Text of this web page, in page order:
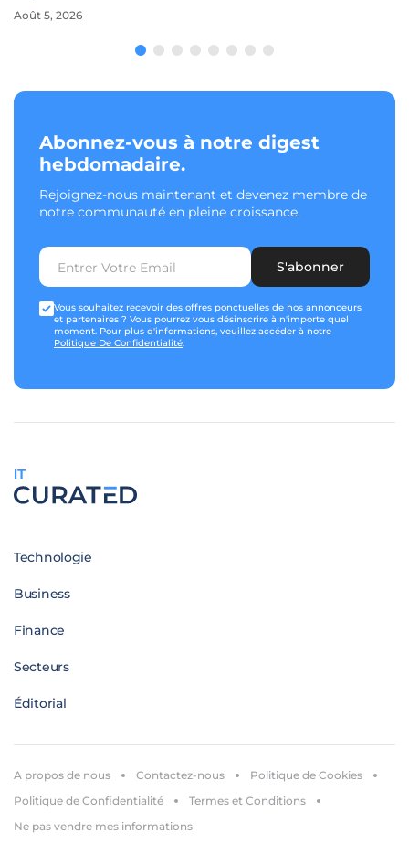
Août 5, 2026
Abonnez-vous à notre digest
hebdomadaire.
Rejoignez-nous maintenant et devenez membre de
notre communauté en pleine croissance.
S'abonner
Vous souhaitez recevoir des offres ponctuelles de nos annonceurs
et partenaires ? Vous pourrez vous désinscrire à n'importe quel
moment. Pour plus d'informations, veuillez accéder à notre
Politique De Confidentialité.
IT
Technologie
Business
Finance
Secteurs
Éditorial
A propos de nous Contactez-nous
Politique de Cookies
Politique de Confidentialité
Termes et Conditions
Ne pas vendre mes informations